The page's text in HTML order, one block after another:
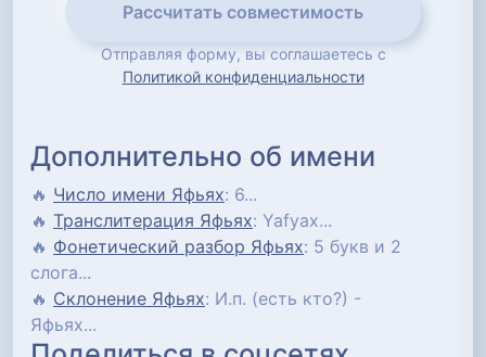
Рассчитать совместимость
Отправляя форму, вы соглашаетесь с
Политикой конфиденциальности
Дополнительно об имени
🔥 Число имени Яфьях: 6...
🔥 Транслитерация Яфьях: Yafyax...
🔥 Фонетический разбор Яфьях: 5 букв и 2
слога...
🔥 Склонение Яфьях: И.п. (есть кто?) -
Яфьях...